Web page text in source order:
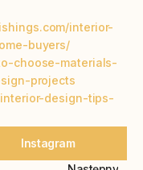
interior-
buyers/
choose-materials-
projects
design-tips-
Instagram